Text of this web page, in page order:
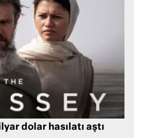
dolar hasılatı aştı